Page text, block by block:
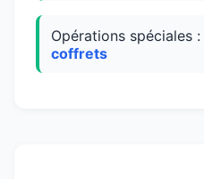
Opérations spéciales :
coffrets